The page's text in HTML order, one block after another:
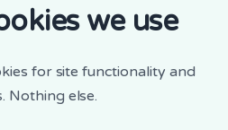
we use
for site functionality and
Nothing else.